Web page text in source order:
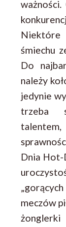
ważności.
śmiechu
Do
należy
jedynie
trzeba
Dnia Hot-
meczów